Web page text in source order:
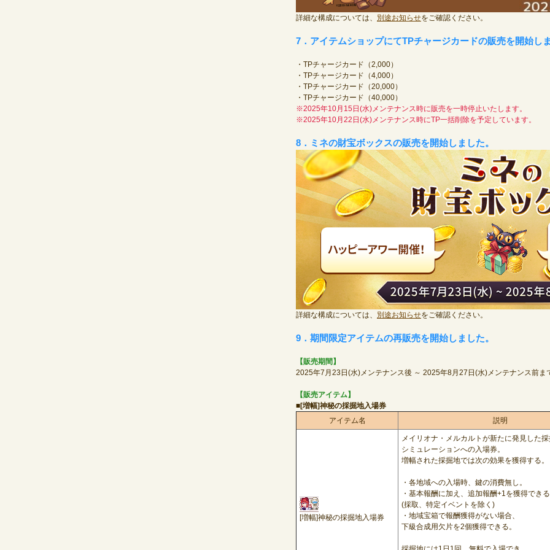
詳細な構成については、 別途お知らせをご確認ください。
7．アイテムショップにてTPチャージカードの販売を開始し
・TPチャージカード（2,000）
・TPチャージカード（4,000）
・TPチャージカード（20,000）
・TPチャージカード（40,000）
※2025年10月15日(水)メンテナンス時に販売を一時停止いたします。
※2025年10月22日(水)メンテナンス時にTP一括削除を予定しています。
8．ミネの財宝ボックスの販売を開始しました。
詳細な構成については、 別途お知らせをご確認ください。
9．期間限定アイテムの再販売を開始しました。
【販売期間】
2025年7月23日(水)メンテナンス後 ～ 2025年8月27日(水)メンテナンス前ま
【販売アイテム】
■[増幅]神秘の採掘地入場券
アイテム名
説明
[増幅]神秘の採掘地入場券
メイリオナ・メルカルトが新たに発見した
シミュレーションへの入場券。
増幅された採掘地では次の効果を獲得する。
・各地域への入場時、鍵の消費無し。
・基本報酬に加え、追加報酬+1を獲得でき
(採取、特定イベントを除く)
・地域宝箱で報酬獲得がない場合、
下級合成用欠片を2個獲得できる。